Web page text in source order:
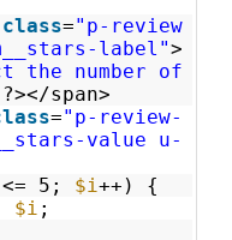
class="p-review
label">
the number of
span>
="p-review-
value u-
<= 5; $i ++) {
$i ;